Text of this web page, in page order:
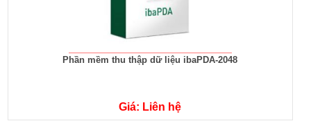
Phần mềm thu thập dữ liệu ibaPDA-2048
Giá: Liên hệ